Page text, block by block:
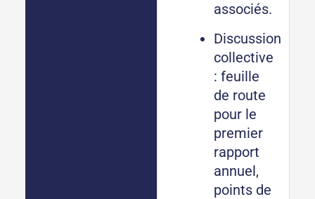
associés.
Discussion
collective
: feuille
de route
pour le
premier
rapport
annuel,
points de